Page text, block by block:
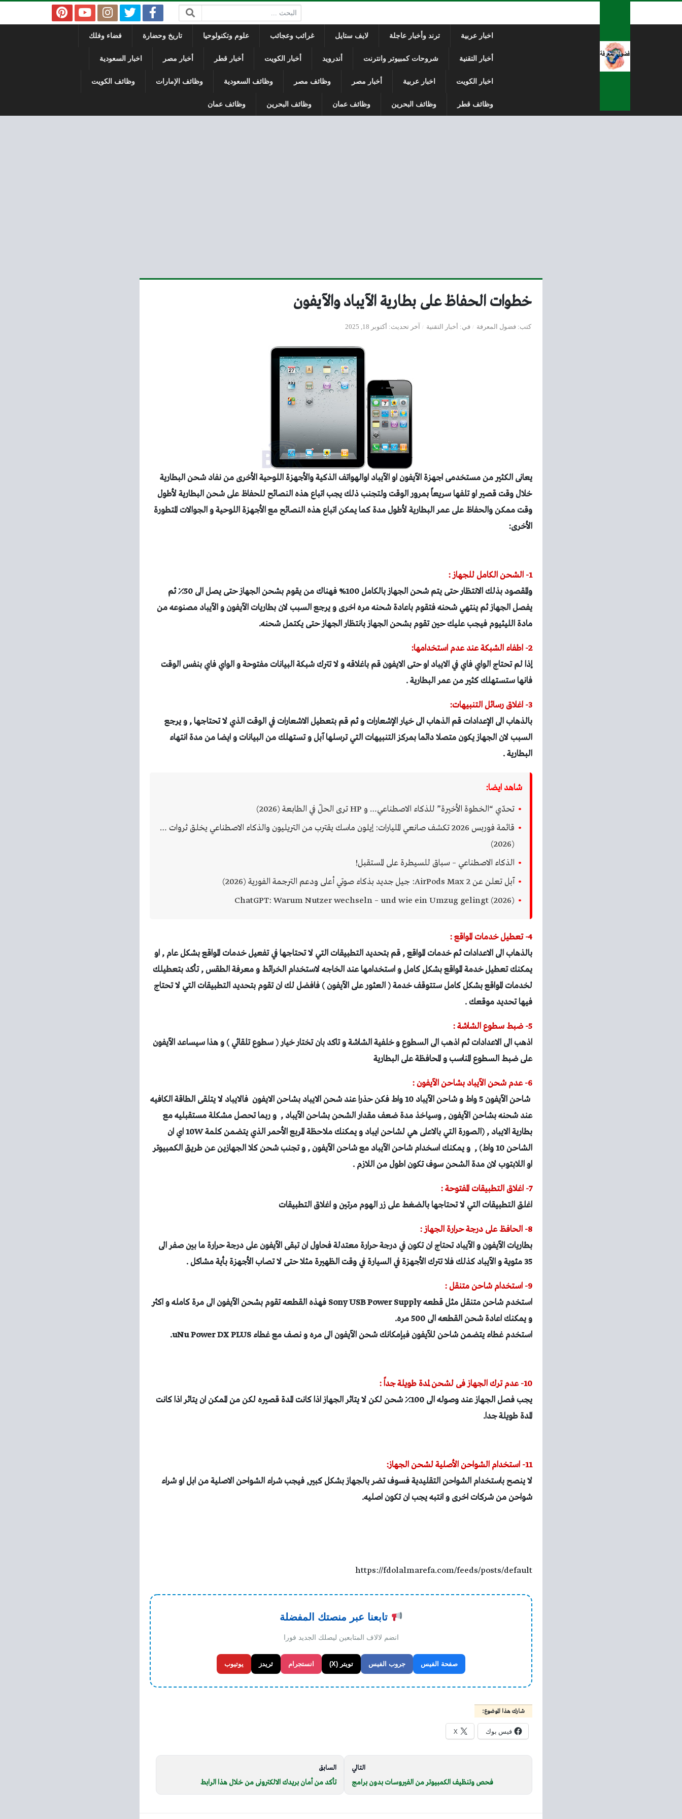
البحث:
اخبار عربية ترند وأخبار عاجلة لايف ستايل غرائب وعجائب علوم وتكنولوحيا تاريخ وحضارة فضاء وفلك
أخبار التقنية شروحات كمبيوتر وانترنت أندرويد أخبار الكويت أخبار قطر أخبار مصر اخبار السعودية
اخبار الكويت اخبار عربية أخبار مصر وظائف مصر وظائف السعودية وظائف الإمارات وظائف الكويت
وظائف قطر وظائف البحرين وظائف عمان وظائف البحرين وظائف عمان
خطوات الحفاظ على بطارية الآيباد والآيفون
كتب فضول المعرفة في أخبار التقنية آخر تحديث أكتوبر 18, 2025
يعانى الكثير من مستخدمى اجهزة الآيفون او الآيباد اوالهواتف الذكية والأجهزة اللوحية الأخرى من نفاد شحن البطارية
خلال وقت قصير او تلفها سريعاً بمرور الوقت ولتجنب ذلك يجب اتباع هذه النصائح للحفاظ على شحن البطارية لأطول
وقت ممكن والحفاظ على عمر البطارية لأطول مدة كمايمكن اتباع هذه النصائح مع الأجهزة اللوحية و الجوالات المتطورة
الأخرى:
1- الشحن الكامل للجهاز :
والمقصود بذلك الانتظار حتى يتم شحن الجهاز بالكامل 100% فهناك من يقوم بشحن الجهاز حتى يصل الى 50٪ ثم
يفصل الجهاز ثم ينتهي شحنه فتقوم باعادة شحنه مره اخرى و يرجع السبب لان بطاريات الآيفون و الآيباد مصنوعه من
مادة الليثيوم فيجب عليك حين تقوم بشحن الجهاز بانتظار الجهاز حتى يكتمل شحنه.
2- اطفاء الشبكة عند عدم استخدامها:
إذا لم تحتاج الواي فاي في الايباد او حتى الايفون قم باغلاقه و لا تترك شبكة البيانات مفتوحة و الواي فاي بنفس الوقت
فانها ستستهلك كثير من عمر البطارية .
3- اغلاق رسائل التنبيهات:
بالذهاب الى الإعدادات قم الذهاب الى خيار الإشعارات و ثم قم بتعطيل الاشعارات في الوقت الذي لا تحتاجها , و يرجع
السبب لان الجهاز يكون متصلا دائما بمركز التنبيهات التي ترسلها آبل و تستهلك من البيانات و ايضا من مدة انتهاء
البطارية .
شاهد ايضا:
تحدّي “الخطوة الأخيرة” للذكاء الاصطناعي… و HP ترى الحلّ في الطابعة (2026)
قائمة فوربس 2026 تكشف صانعي المليارات: إيلون ماسك يقترب من التريليون والذكاء الاصطناعي يخلق ثروات …
(2026)
الذكاء الاصطناعي – سباق للسيطرة على المستقبل!
آبل تعلن عن AirPods Max 2: جيل جديد بذكاء صوتي أعلى ودعم الترجمة الفورية (2026)
ChatGPT: Warum Nutzer wechseln – und wie ein Umzug gelingt (2026)
4- تعطيل خدمات المواقع :
بالذهاب الى الاعدادات ثم خدمات المواقع , قم بتحديد التطبيقات التي لا تحتاجها في تفعيل خدمات المواقع بشكل عام , او
يمكنك تعطيل خدمة المواقع بشكل كامل و استخدامها عند الخاجه لاستخدام الخرائط و معرفة الطقس , تأكد بتعطيلك
لخدمات المواقع بشكل كامل ستتوقف خدمة ( العثور على الآيفون ) فافضل لك ان تقوم بتحديد التطبيقات التي لا تحتاج
فيها تحديد موقعك .
5- ضبط سطوع الشاشة :
اذهب الى الاعدادات ثم اذهب الى السطوع و خلفية الشاشة و تاكد بان تختار خيار ( سطوع تلقائي ) و هذا سيساعد الآيفون
على ضبط السطوع المناسب و المحافظة على البطارية
6- عدم شحن الآيباد بشاحن الآيفون :
شاحن الآيفون 5 واط و شاحن الآيباد 10 واط فكن حذرا عند شحن الايباد بشاحن الايفون فالايباد لا يتلقى الطاقة الكافيه
عند شحنه بشاحن الآيفون , وسياخذ مدة ضعف مقدار الشحن بشاحن الآيباد , و ربما تحصل مشكلة مستقبليه مع
بطارية الايباد , (الصورة التي بالاعلى هي لشاحن ايباد و يمكنك ملاحظة المربع الأحمر الذي يتضمن كلمة 10W اي ان
الشاحن 10 واط) , و يمكنك اسخدام شاحن الآيباد مع شاحن الآيفون , و تجنب شحن كلا الجهازين عن طريق الكمبيوتر
او اللابتوب لان مدة الشحن سوف تكون اطول من اللازم .
7- اغلاق التطبيقات المفتوحة :
اغلق التطبيقات التي لا تحتاجها بالضغط على زر الهوم مرتين و اغلاق التطبيقات
8- الحافظ على درجة حرارة الجهاز :
بطاريات الآيفون و الآيباد تحتاج ان تكون في درجة حرارة معتدلة فحاول ان تبقى الآيفون على درجة حرارة ما بين صفر الى
35 مئوية و الآيباد كذلك فلا تترك الأجهزة في السيارة في وقت الظهيرة مثلا حتى لا تصاب الأجهزة بأية مشاكل .
9- استخدام شاحن متنقل :
استخدم شاحن متنقل مثل قطعه Sony USB Power Supply فهذه القطعه تقوم بشحن الآيفون الى مرة كامله و اكثر
و يمكنك اعادة شحن القطعه الى 500 مره.
استخدم غطاء يتضمن شاحن للآيفون فبإمكانك شحن الآيفون الى مره و نصف مع غطاء uNu Power DX PLUS
.
10- عدم ترك الجهاز فى لشحن لمدة طويلة جداً :
يجب فصل الجهاز عند وصوله الى 100٪ شحن لكن لا يتاثر الجهاز اذا كانت المدة قصيره لكن من الممكن ان يتاثر اذا كانت
المدة طويلة جدا.
11- استخدام الشواحن الأصلية لشحن الجهاز:
لا ينصح باستخدام الشواحن التقليدية فسوف تضر بالجهاز بشكل كبير, فيجب شراء الشواحن الاصلية من ابل او شراء
شواحن من شركات اخرى و انتبه يجب ان تكون اصليه.
https://fdolalmarefa.com/feeds/posts/default
تابعنا عبر منصتك المفضلة
انضم لالاف المتابعين ليصلك الجديد فورا
صفحة الفيس جروب الفيس تويتر (X) انستجرام ثريدز يوتيوب
شارك هذا الموضوع:
فيس بوك X
التالي
فحص وتنظيف الكمبيوتر من الفيروسات بدون برامج
السابق
تأكد من أمان بريدك الالكترونى من خلال هذا الرابط